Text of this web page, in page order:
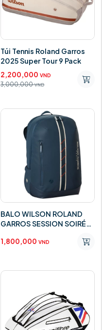
Túi Tennis Roland Garros
2025 Super Tour 9 Pack
2,200,000 VND
3,000,000 VND
BALO WILSON ROLAND
GARROS SESSION SOIRÉE
1,800,000 VND